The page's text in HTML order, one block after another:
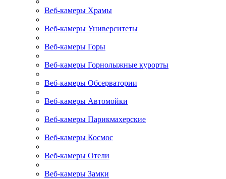
Веб-камеры Храмы
Веб-камеры Университеты
Веб-камеры Горы
Веб-камеры Горнолыжные курорты
Веб-камеры Обсерватории
Веб-камеры Автомойки
Веб-камеры Парикмахерские
Веб-камеры Космос
Веб-камеры Отели
Веб-камеры Замки